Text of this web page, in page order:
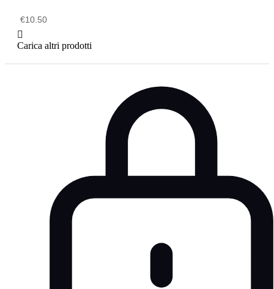
€10.50
Carica altri prodotti